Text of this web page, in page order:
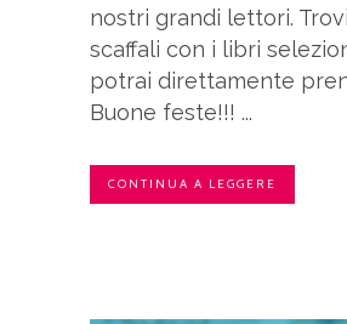
nostri grandi lettori.
scaffali con i libri
potrai direttamente
Buone feste!!! ...
CONTINUA A LEGGERE